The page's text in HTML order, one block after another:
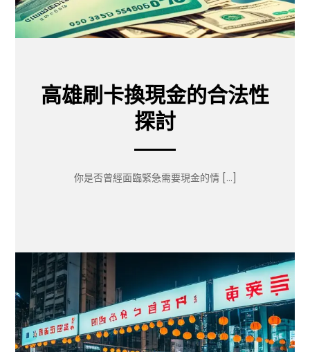
高雄刷卡換現金的合法性
探討
你是否曾經面臨緊急需要現金的情 […]